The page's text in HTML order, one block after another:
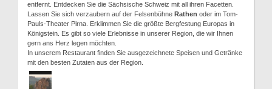
entfernt. Entdecken Sie die Sächsische Schweiz mit all ihren Facetten.
Lassen Sie sich verzaubern auf der Felsenbühne Rathen oder im Tom-
Pauls-Theater Pirna. Erklimmen Sie die größte Bergfestung Europas in
Königstein. Es gibt so viele Erlebnisse in unserer Region, die wir Ihnen
gern ans Herz legen möchten.
In unserem Restaurant finden Sie ausgezeichnete Speisen und Getränke
mit den besten Zutaten aus der Region.